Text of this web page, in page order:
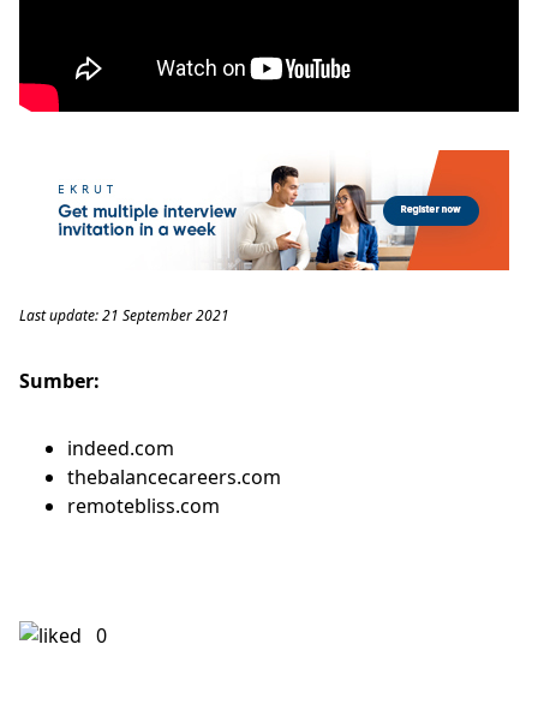
Last update: 21 September 2021
Sumber:
indeed.com
thebalancecareers.com
remotebliss.com
0